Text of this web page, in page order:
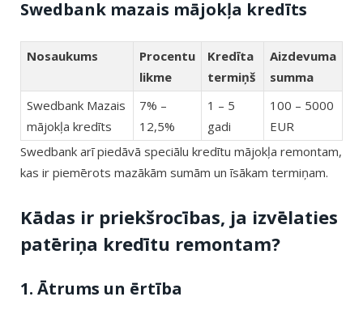
Swedbank mazais mājokļa kredīts
Nosaukums
Procentu
likme
Kredīta
termiņš
Aizdevuma
summa
Swedbank Mazais
mājokļa kredīts
7% –
12,5%
1 – 5
gadi
100 – 5000
EUR
Swedbank arī piedāvā speciālu kredītu mājokļa remontam,
kas ir piemērots mazākām sumām un īsākam termiņam.
Kādas ir priekšrocības, ja izvēlaties
patēriņa kredītu remontam?
1. Ātrums un ērtība